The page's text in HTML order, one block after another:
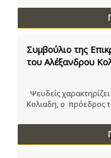
Συμβούλιο της
του Αλέξανδρου
Ψευδείς
Κολιαδη, ο πρόεδρος